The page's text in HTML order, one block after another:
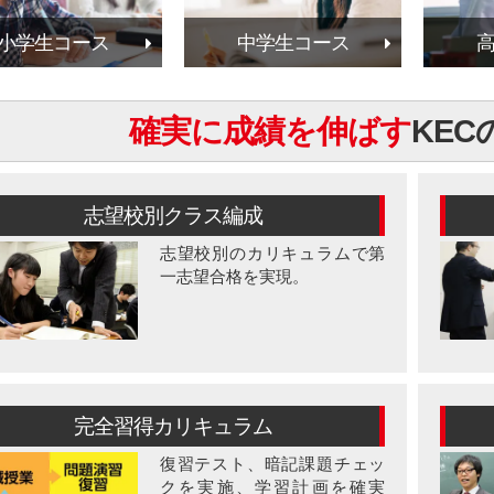
学生コース 中学生コース
確実に成績を伸ばすKEC
志望校別クラス編成
志望校別のカリキュラムで第
一志望合格を実現。
完全習得カリキュラム
復習テスト、暗記課題チェッ
クを実施、学習計画を確実